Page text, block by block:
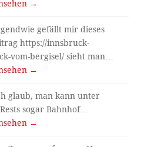
→
gefällt mir dieses
https://innsbruck-
vom-bergisel/ sieht man…
→
glaub, man kann unter
sogar Bahnhof…
→